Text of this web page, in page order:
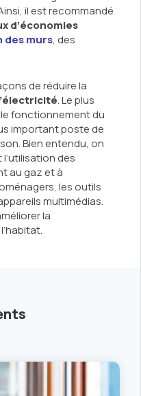
il est recommandé
d’économies
des murs, des
de réduire la
. Le plus
fonctionnement du
important poste de
Bien entendu, on
des
au gaz et à
les outils
multimédias.
la